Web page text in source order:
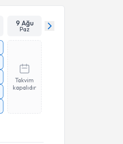
9 Ağu
Paz
Takvim
kapalıdır